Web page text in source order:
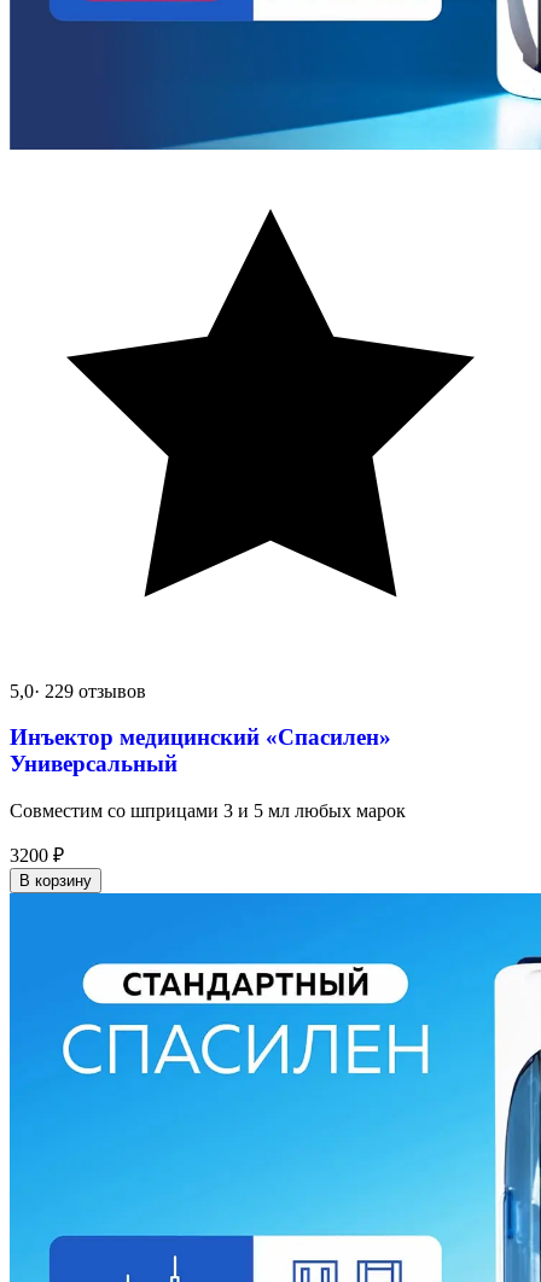
5,0· 229 отзывов
Инъектор медицинский «Спасилен»
Универсальный
Совместим со шприцами 3 и 5 мл любых марок
3200 ₽
В корзину